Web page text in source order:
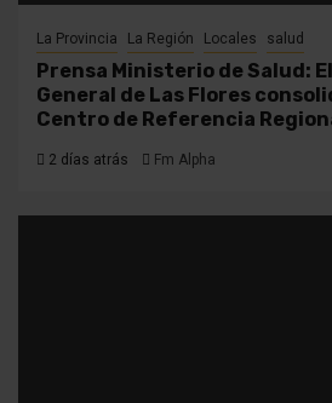
La Provincia La Región Locales salud
Prensa Ministerio de Salud:
General de Las Flores
Centro de Referencia
2 días atrás Fm Alpha